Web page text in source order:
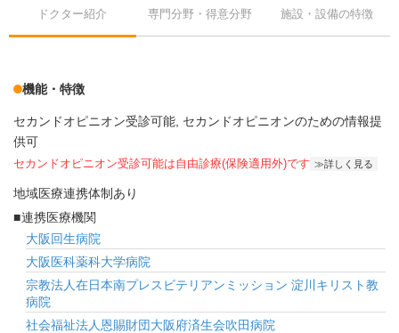
ドクター紹介 専門分野・得意分野 施設・設備の特徴
機能・特徴
セカンドオピニオン受診可能 セカンドオピニオンのための情報提
供可
セカンドオピニオン受診可能は自由診療(保険適用外)です 詳しく見る
地域医療連携体制あり
連携医療機関
大阪回生病院
大阪医科薬科大学病院
宗教法人在日本南プレスビテリアンミッション 淀川キリスト教
病院
社会福祉法人恩賜財団大阪府済生会吹田病院